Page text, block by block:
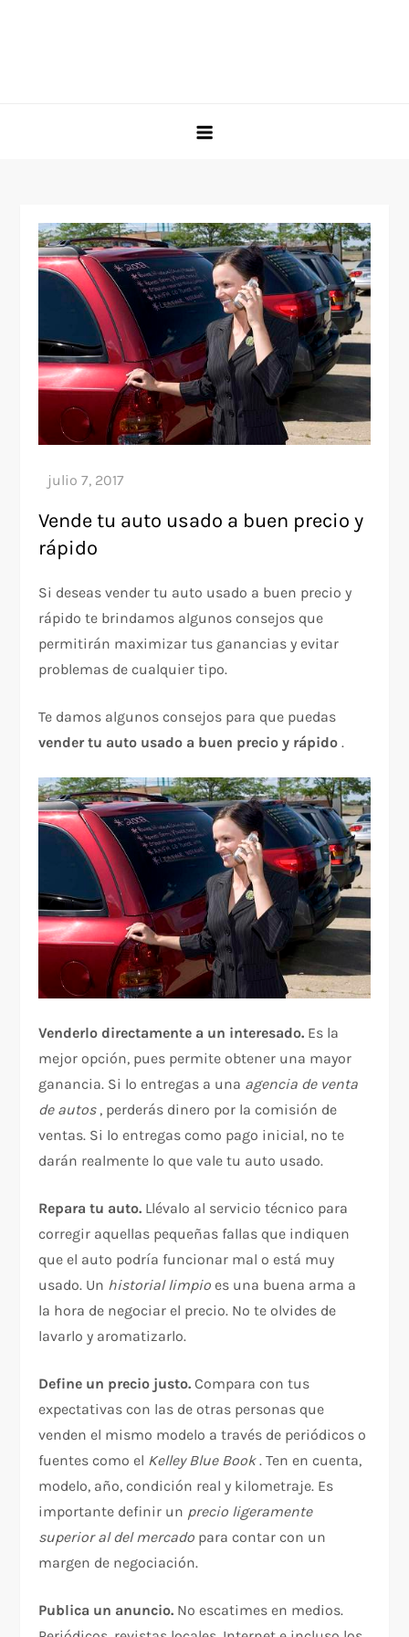
Vende tu auto usado a buen precio y
rápido
Si deseas vender tu auto usado a buen precio y
rápido te brindamos algunos consejos que
permitirán maximizar tus ganancias y evitar
problemas de cualquier tipo.
Te damos algunos consejos para que puedas
vender tu auto usado a buen precio y rápido.
Venderlo directamente a un interesado. Es la
mejor opción, pues permite obtener una mayor
ganancia. Si lo entregas a una agencia de venta
de autos , perderás dinero por la comisión de
ventas. Si lo entregas como pago inicial, no te
darán realmente lo que vale tu auto usado.
Repara tu auto. Llévalo al servicio técnico para
corregir aquellas pequeñas fallas que indiquen
que el auto podría funcionar mal o está muy
usado. Un historial limpioes una buena arma a
la hora de negociar el precio. No te olvides de
lavarlo y aromatizarlo.
Define un precio justo.Compara con tus
expectativas con las de otras personas que
venden el mismo modelo a través de periódicos o
fuentes como el Kelley Blue Book. Ten en cuenta,
modelo, año, condición real y kilometraje. Es
importante definir un precio ligeramente
superior al del mercado para contar con un
margen de negociación.
Publica un anuncio. No escatimes en medios.